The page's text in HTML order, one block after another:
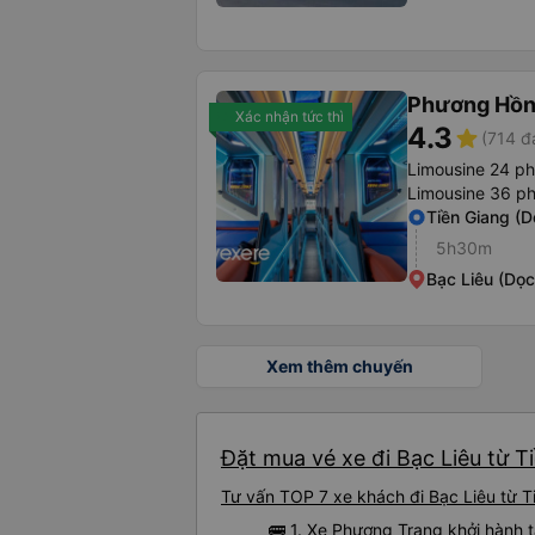
Xác nhận tức thì Phương
4.3star (714
Limousine 24
Limousine 36
Tiền Giang
5h30m
Bạc Liêu
Xem thêm chuyến
Đặt mua vé xe đi Bạc Liêu từ
Tư vấn TOP 7 xe khách đi Bạc Liêu từ
🚌 1. Xe Phương Trang khởi hành